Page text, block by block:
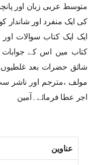
متوسط عربی زبان اور
کی ایک منفرد اور
ایک ایک کتاب سوالات
کتاب میں اس کے جوابات
شائق حضرات بعد
مولف ،مترجم اور ناشر
اجر عطا فرمائے۔آمین
عناوین